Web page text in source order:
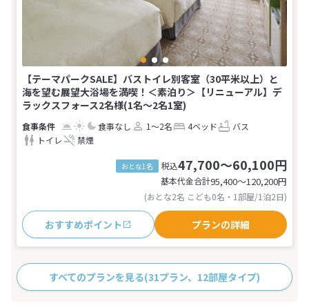
【テーマパークSALE】バストイレ別客室（30平米以上）と
海を望む展望大浴場を満喫！＜素泊り＞【リニューアル】デ
ラックスフォース2名様(1名～2名1室)
食事なし 1～2名 4ベッド
バス
トイレ
禁煙
おとな1名 税込47,700～60,100円
基本代金合計95,400〜120,200円
(おとな2名 こども0名・1部屋/1泊2日)
おすすめポイント プランの詳細
すべてのプランを見る(31プラン、12部屋タイプ)